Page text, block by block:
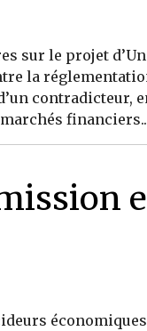
sur le projet
la
contradicteur,